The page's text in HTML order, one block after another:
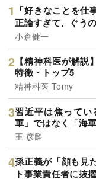
「好きなことを
正論すぎて、ぐう
小倉健一
【精神科医が解
特徴・トップ5
精神科医 Tomy
習近平は焦って
軍」ではなく「海
王 彦麟
孫正義が「顔も見
ト事業責任者に抜